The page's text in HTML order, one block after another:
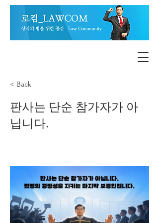
< Back
판사는 단순 참가자가 아
닙니다.